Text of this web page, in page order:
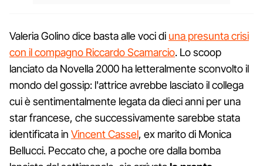
Valeria Golino dice basta alle voci di una presunta crisi
con il compagno Riccardo Scamarcio. Lo scoop
lanciato da Novella 2000 ha letteralmente sconvolto il
mondo del gossip: l'attrice avrebbe lasciato il collega
cui è sentimentalmente legata da dieci anni per una
star francese, che successivamente sarebbe stata
identificata in Vincent Cassel, ex marito di Monica
Bellucci. Peccato che, a poche ore dalla bomba